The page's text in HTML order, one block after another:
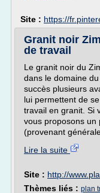
Site : https://
Granit noir
de travail
Le granit noir du
dans le domaine
succès plusieurs
lui permettent de
travail en granit. Si
vous proposons un
(provenant
Lire la suite
Site : http://
Thèmes liés : plan